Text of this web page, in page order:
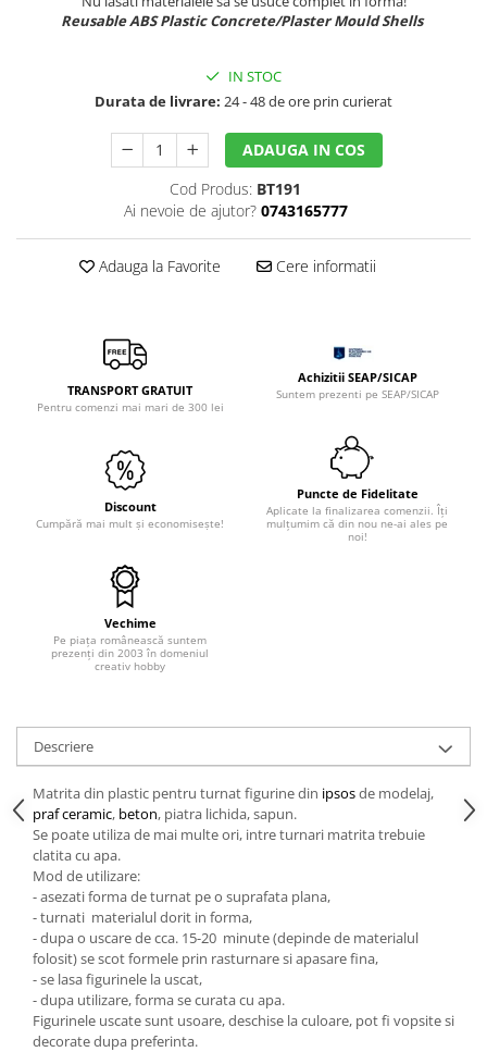
Foite/fulgi schlagmetal
Ustensile, unelte
Pensule, accesorii pt pictura/ desen
Cerneluri, penite
Creioane, markere, pixuri
Suporturi pentru pictura
Sculptura/Gravura
Margele de nisip
Perle/margele acrilice/lemn
Sablon metalic
Hartie de orez
Hartie decupaj
Servetele
Cadrane lemn/sticla
Mecanisme/Cifre
Hartie craft
Carton/Hartie Scrapbooking
Carton/Hartie unicolor
Hartie creponata
Hartie dantelata
Hartie reciclata/manuala
Carton
Rame, albume, notesuri
Masti
Forme/Figurine carton
Panglici, snururi, sarma
Dantela
Panglici craciun
Panglici decor
Snur/sfoara/fir
Reusable ABS Plastic Concrete/Plaster Mould Shells
IN STOC
Durata de livrare: 24 - 48 de ore prin curierat
ADAUGA IN COS
Cod Produs: BT191
Ai nevoie de ajutor? 0743165777
Adauga la Favorite Cere informatii
TRANSPORT GRATUIT
Pentru comenzi mai mari de 300 lei
Achizitii SEAP/SICAP
Suntem prezenti pe SEAP/SICAP
Discount
Cumpără mai mult și economisește!
Puncte de Fidelitate
Aplicate la finalizarea comenzii. Îți
mulțumim că din nou ne-ai ales pe
noi!
Vechime
Pe piața românească suntem
prezenți din 2003 în domeniul
creativ hobby
Descriere
Matrita din plastic pentru turnat figurine din ipsosde modelaj,
praf ceramic, beton, piatra lichida, sapun.
Se poate utiliza de mai multe ori, intre turnari matrita trebuie
clatita cu apa.
Mod de utilizare:
- asezati forma de turnat pe o suprafata plana,
- turnati materialul dorit in forma,
- dupa o uscare de cca. 15-20 minute (depinde de materialul
folosit) se scot formele prin rasturnare si apasare fina,
- se lasa figurinele la uscat,
- dupa utilizare, forma se curata cu apa.
Figurinele uscate sunt usoare, deschise la culoare, pot fi vopsite si
decorate dupa preferinta.